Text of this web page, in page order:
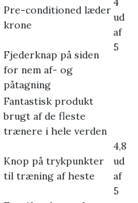
Pre-conditioned læder
krone
Fjederknap på siden
for nem af- og
påtagning
ud
af
5
Fantastisk produkt
brugt af de fleste
trænere i hele verden
Knop på trykpunkter
til træning af heste
4,8
ud
af
5